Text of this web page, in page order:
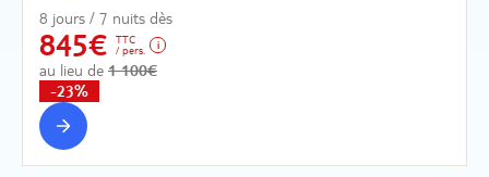
8 jours / 7 nuits dès
845€
TTC
/ pers.
au lieu de 1 100€
-23%